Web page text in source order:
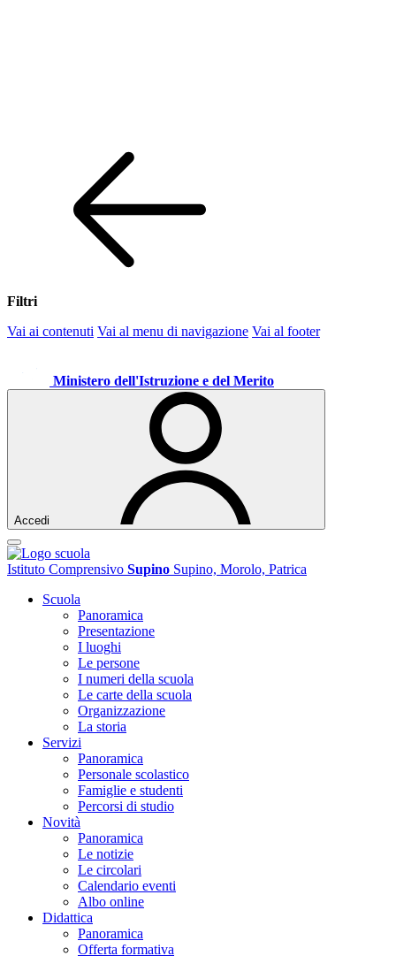
Filtri
Vai ai contenuti Vai al menu di navigazione Vai al footer
Ministero dell'Istruzione e del Merito
Accedi
Istituto Comprensivo Supino Supino, Morolo, Patrica
Scuola
Panoramica
Presentazione
I luoghi
Le persone
I numeri della scuola
Le carte della scuola
Organizzazione
La storia
Servizi
Panoramica
Personale scolastico
Famiglie e studenti
Percorsi di studio
Novità
Panoramica
Le notizie
Le circolari
Calendario eventi
Albo online
Didattica
Panoramica
Offerta formativa